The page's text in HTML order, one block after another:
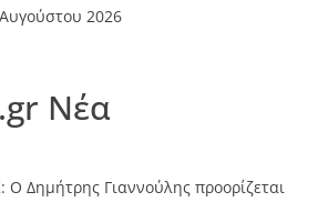
2026
Νέα
Δημήτρης Γιαννούλης προορίζεται